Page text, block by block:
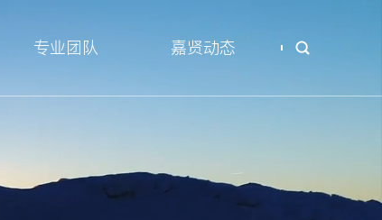
专业团队 嘉贤动态